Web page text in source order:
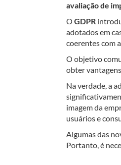
avaliação de
OGDPR
adotados em
coerentes com
O objetivo
obter
Na verdade, a
imagem da
usuários e
Algumas das
Portanto, é